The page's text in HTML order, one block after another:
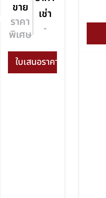
ขาย
ราคา
พิเศษ
เช่า
-